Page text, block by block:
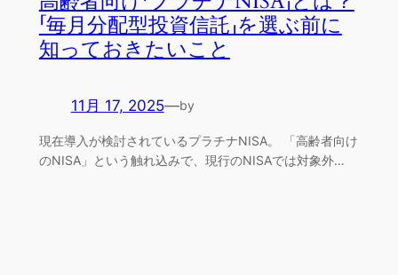
「毎月分配型投資信託」を選ぶ前に
知っておきたいこと
11月 17, 2025—by
現在導入が検討されているプラチナNISA。 「高齢者向け
のNISA」という触れ込みで、現行のNISAでは対象外…